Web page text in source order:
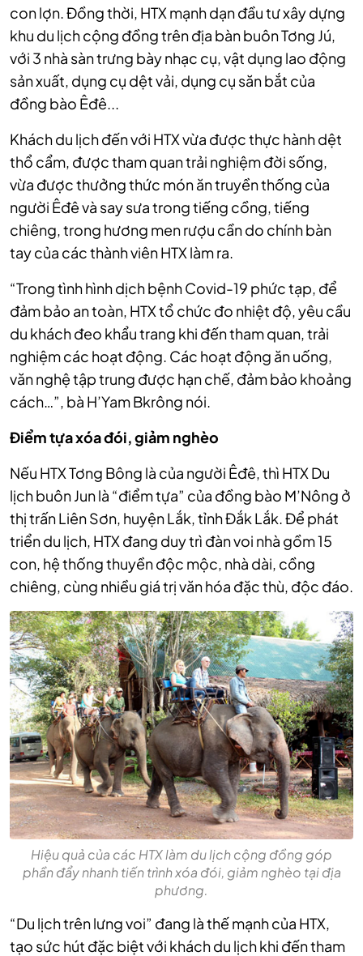
con lợn. Đồng thời, HTX mạnh dạn đầu tư xây dựng
khu du lịch cộng đồng trên địa bàn buôn Tơng Jú,
với 3 nhà sàn trưng bày nhạc cụ, vật dụng lao động
sản xuất, dụng cụ dệt vải, dụng cụ săn bắt của
đồng bào Êđê...
Khách du lịch đến với HTX vừa được thực hành dệt
thổ cẩm, được tham quan trải nghiệm đời sống,
vừa được thưởng thức món ăn truyền thống của
người Êđê và say sưa trong tiếng cồng, tiếng
chiêng, trong hương men rượu cần do chính bàn
tay của các thành viên HTX làm ra.
“Trong tình hình dịch bệnh Covid-19 phức tạp, để
đảm bảo an toàn, HTX tổ chức đo nhiệt độ, yêu cầu
du khách đeo khẩu trang khi đến tham quan, trải
nghiệm các hoạt động. Các hoạt động ăn uống,
văn nghệ tập trung được hạn chế, đảm bảo khoảng
cách…”, bà H’Yam Bkrông nói.
Điểm tựa xóa đói, giảm nghèo
Nếu HTX Tơng Bông là của người Êđê, thì HTX Du
lịch buôn Jun là “điểm tựa” của đồng bào M’Nông ở
thị trấn Liên Sơn, huyện Lắk, tỉnh Đắk Lắk. Để phát
triển du lịch, HTX đang duy trì đàn voi nhà gồm 15
con, hệ thống thuyền độc mộc, nhà dài, cồng
chiêng, cùng nhiều giá trị văn hóa đặc thù, độc đáo.
Hiệu quả của các HTX làm du lịch cộng đồng góp
phần đẩy nhanh tiến trình xóa đói, giảm nghèo tại địa
phương.
“Du lịch trên lưng voi” đang là thế mạnh của HTX,
tạo sức hút đặc biệt với khách du lịch khi đến tham